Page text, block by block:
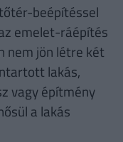
beépítéssel
emelet-ráépítés
nem jön létre két
lakás,
vagy építmény
a lakás